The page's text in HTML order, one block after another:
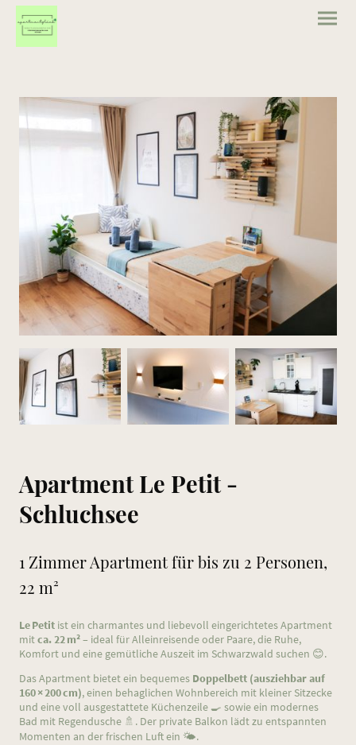
Apartment Le Petit -
Schluchsee
1 Zimmer Apartment für bis zu 2 Personen,
22 m²
Le Petit ist ein charmantes und liebevoll eingerichtetes Apartment
mitca. 22 m²– ideal für Alleinreisende oder Paare, die Ruhe,
Komfort und eine gemütliche Auszeit im Schwarzwald suchen 😊.
Das Apartment bietet ein bequemes Doppelbett (ausziehbar auf
160 × 200 cm), einen behaglichen Wohnbereich mit kleiner Sitzecke
und eine voll ausgestattete Küchenzeile 🍳 sowie ein modernes
Bad mit Regendusche 🚿. Der private Balkon lädt zu entspannten
Momenten an der frischen Luft ein 🌤️.